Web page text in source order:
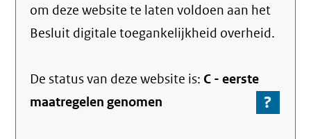
om deze website te laten voldoen aan het
Besluit digitale toegankelijkheid overheid.
De status van dezewebsite is: C -eerste
maatregelen genomen
?
Ga